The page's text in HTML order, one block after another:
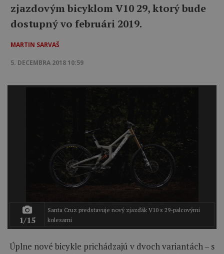
zjazdovým bicyklom V10 29, ktorý bude
dostupný vo februári 2019.
MARTIN SARVAŠ
5. DECEMBRA 2018 10:59
1/15
Santa Cruz predstavuje nový zjazďák V10 s 29-palcovými
kolesami
Úplne nové bicykle prichádzajú v dvoch variantách – s